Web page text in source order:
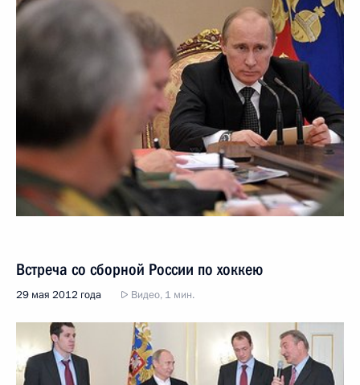
Встреча со сборной России по хоккею
29 мая 2012 года Видео, 1 мин.